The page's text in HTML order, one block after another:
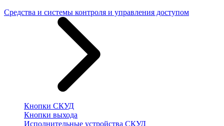
Средства и системы контроля и управления доступом
Кнопки СКУД
Кнопки выхода
Исполнительные устройства СКУД